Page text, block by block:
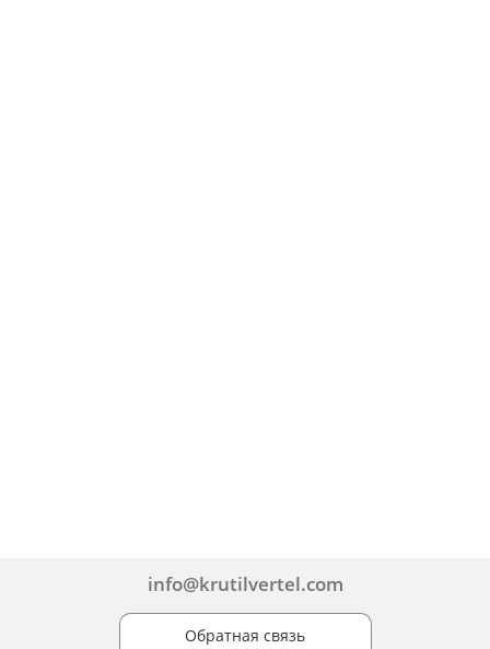
info@krutilvertel.com
Обратная связь